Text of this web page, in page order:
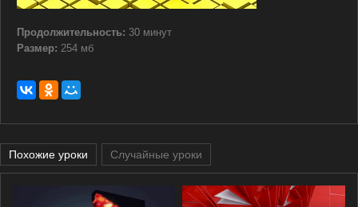
Продолжительность: 30 минут
Размер: 254 мб
Похожие уроки Случайные уроки